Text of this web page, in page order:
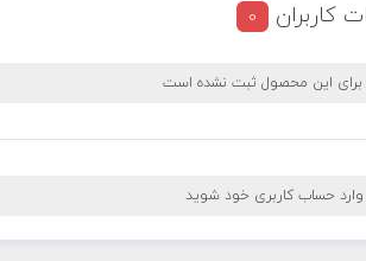
کاربران 0
برای این محصول ثبت نشده است
وارد حساب کاربری خود شوید